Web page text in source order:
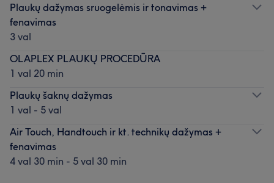
Plaukų dažymas sruogelėmis ir tonavimas +
fenavimas
3 val
OLAPLEX PLAUKŲ PROCEDŪRA
1 val 20 min
Plaukų šaknų dažymas
1 val - 5 val
Air Touch, Handtouch ir kt. technikų dažymas +
fenavimas
4 val 30 min - 5 val 30 min